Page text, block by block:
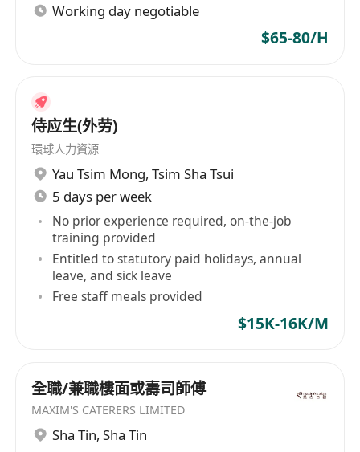
Working day negotiable
$65-80/H
侍应生(外劳)
環球人力資源
Yau Tsim Mong, Tsim Sha Tsui
5 days per week
No prior experience required, on-the-job
training provided
Entitled to statutory paid holidays, annual
leave, and sick leave
Free staff meals provided
$15K-16K/M
全職/兼職樓面或壽司師傅
MAXIM'S CATERERS LIMITED
Sha Tin, Sha Tin